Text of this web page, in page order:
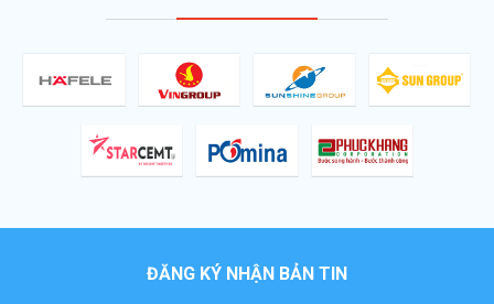
ĐĂNG KÝ NHẬN BẢN TIN